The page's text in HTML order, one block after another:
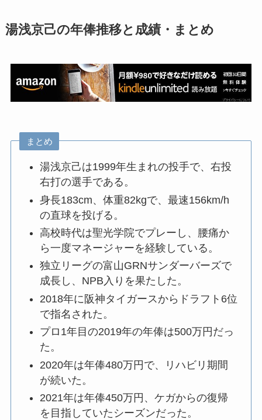
湯浅京己の年俸推移と成績・まとめ
まとめ
湯浅京己は1999年生まれの投手で、右投
右打の選手である。
身長183cm、体重82kgで、最速156km/h
の直球を投げる。
高校時代は聖光学院でプレーし、腰痛か
ら一度マネージャーを経験している。
独立リーグの富山GRNサンダーバーズで
成長し、NPB入りを果たした。
2018年に阪神タイガースからドラフト6位
で指名された。
プロ1年目の2019年の年俸は500万円だっ
た。
2020年は年俸480万円で、リハビリ期間
が続いた。
2021年は年俸450万円、ケガからの復帰
を目指していたシーズンだった。